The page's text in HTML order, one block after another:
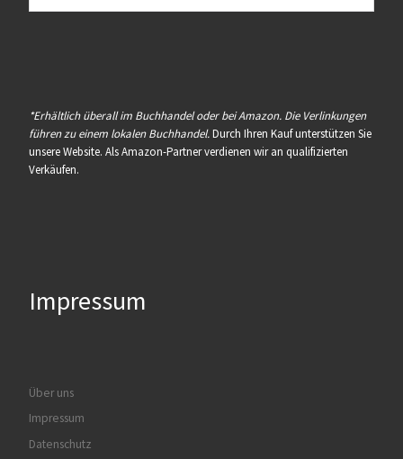
*Erhältlich überall im Buchhandel oder bei Amazon. Die Verlinkungen
führen zu einem lokalen Buchhandel.Durch Ihren Kauf unterstützen Sie
unsere Website. Als Amazon-Partner verdienen wir an qualifizierten
Verkäufen.
Impressum
Über uns
Impressum
Datenschutz